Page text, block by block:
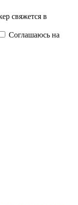
свяжется в
Соглашаюсь на